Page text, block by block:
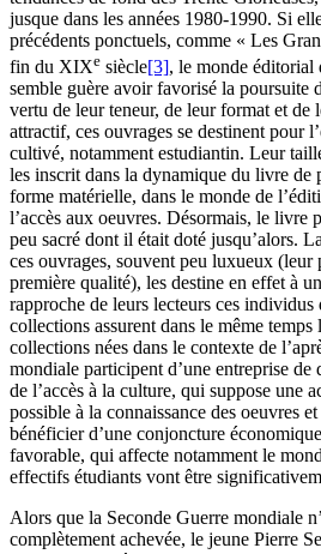
jusque dans les années 1980-1990. Si
précédents ponctuels, comme « Les
fin du XIXe siècle[3], le monde éditorial
semble guère avoir favorisé la poursuite
vertu de leur teneur, de leur format et de
attractif, ces ouvrages se destinent pour
cultivé, notamment estudiantin. Leur
les inscrit dans la dynamique du livre de
forme matérielle, dans le monde de
l’accès aux oeuvres. Désormais, le livre
peu sacré dont il était doté jusqu’alors.
ces ouvrages, souvent peu luxueux (leur
première qualité), les destine en effet à
rapproche de leurs lecteurs ces individus
collections assurent dans le même
collections nées dans le contexte de
mondiale participent d’une entreprise de
de l’accès à la culture, qui suppose une
possible à la connaissance des oeuvres
bénéficier d’une conjoncture
favorable, qui affecte notamment le
effectifs étudiants vont être
Alors que la Seconde Guerre mondiale
complètement achevée, le jeune Pierre